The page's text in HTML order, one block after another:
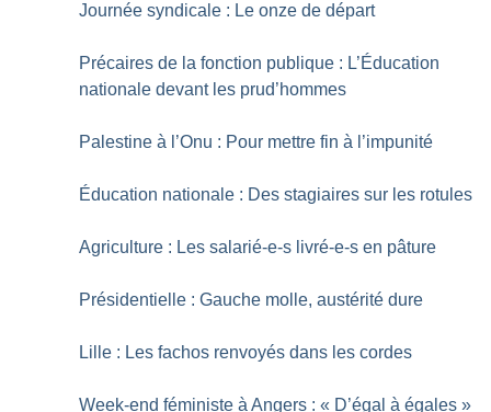
Journée syndicale : Le onze de départ
Précaires de la fonction publique : L’Éducation
nationale devant les prud’hommes
Palestine à l’Onu : Pour mettre fin à l’impunité
Éducation nationale : Des stagiaires sur les rotules
Agriculture : Les salarié-e-s livré-e-s en pâture
Présidentielle : Gauche molle, austérité dure
Lille : Les fachos renvoyés dans les cordes
Week-end féministe à Angers : « D’égal à égales »